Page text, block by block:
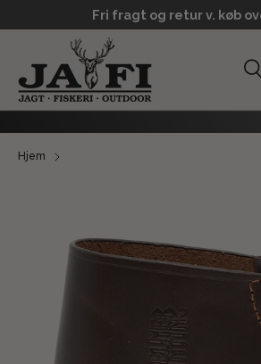
GÅ TIL INDHOLD
Fri fragt og retur v. køb
Hjem